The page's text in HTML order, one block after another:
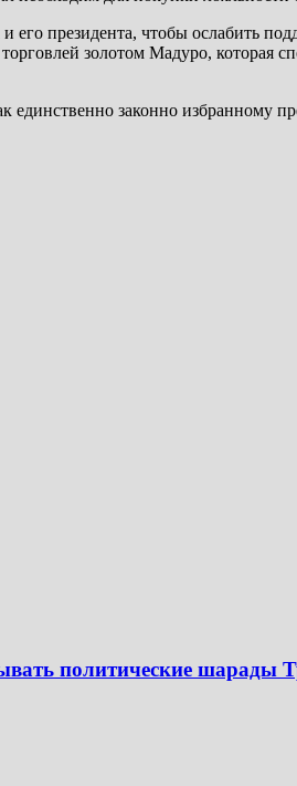
президента, чтобы ослабить
золотом Мадуро, которая
законно избранному
политические шарады